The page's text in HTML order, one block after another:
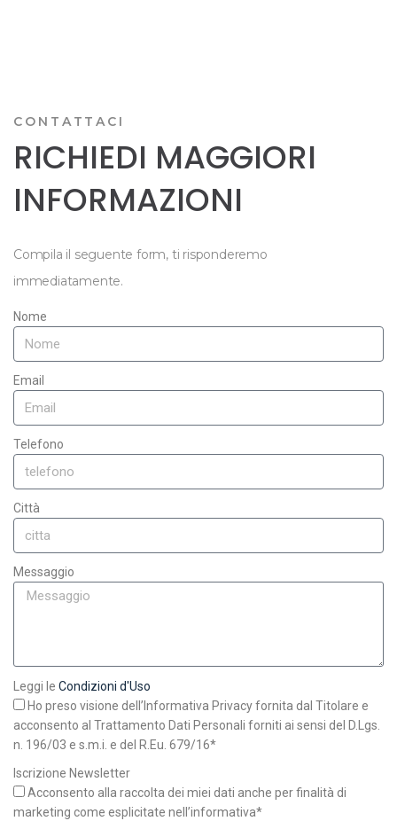
CONTATTACI
RICHIEDI MAGGIORI
INFORMAZIONI
Compila il seguente form, ti risponderemo
immediatamente.
Nome
Email
Telefono
Città
Messaggio
Leggi le Condizioni d'Uso
Ho preso visione dell’Informativa Privacy fornita dal Titolare e
acconsento al Trattamento Dati Personali forniti ai sensi del D.Lgs.
n. 196/03 e s.m.i. e del R.Eu. 679/16*
Iscrizione Newsletter
Acconsento alla raccolta dei miei dati anche per finalità di
marketing come esplicitate nell’informativa*